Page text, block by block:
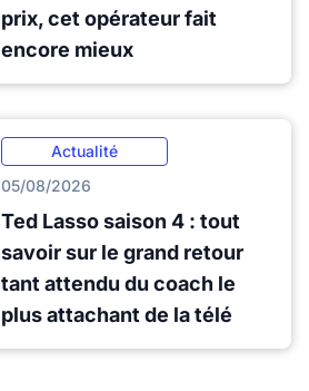
prix, cet opérateur fait
encore mieux
Actualité
05/08/2026
Ted Lasso saison 4 : tout
savoir sur le grand retour
tant attendu du coach le
plus attachant de la télé